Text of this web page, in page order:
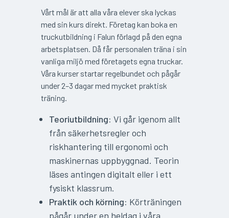
Vårt mål är att alla våra elever ska lyckas
med sin kurs direkt. Företag kan boka en
truckutbildning i Falun förlagd på den egna
arbetsplatsen. Då får personalen träna i sin
vanliga miljö med företagets egna truckar.
Våra kurser startar regelbundet och pågår
under 2–3 dagar med mycket praktisk
träning.
Teoriutbildning: Vi går igenom allt
från säkerhetsregler och
riskhantering till ergonomi och
maskinernas uppbyggnad. Teorin
läses antingen digitalt eller i ett
fysiskt klassrum.
Praktik och körning: Körträningen
pågår under en heldag i våra